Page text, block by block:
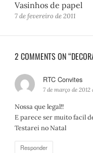
Vasinhos de papel
7 de fevereiro de 2011
2 COMMENTS ON
RTC Convites
i
e
7 de março de 2012
Nossa que legal!!
E parece ser muito facil
Testarei no Natal
Responder